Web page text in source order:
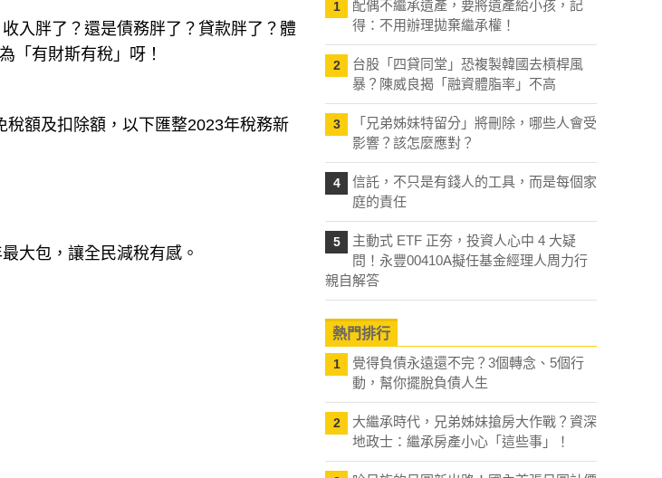
入胖了？還是債務胖了？貸款胖了？體
「有財斯有稅」呀！
額及扣除額，以下匯整2023年稅務新
大包，讓全民減稅有感。
1
配偶不繼承遺產，要將遺產給小孩，記
得：不用辦理拋棄繼承權！
2
台股「四貸同堂」恐複製韓國去槓桿風
暴？陳威良揭「融資體脂率」不高
3
「兄弟姊妹特留分」將刪除，哪些人會受
影響？該怎麼應對？
4
信託，不只是有錢人的工具，而是每個家
庭的責任
5
主動式 ETF 正夯，投資人心中 4 大疑
問！永豐00410A擬任基金經理人周力行
親自解答
熱門排行
1
覺得負債永遠還不完？3個轉念、5個行
動，幫你擺脫負債人生
2
大繼承時代，兄弟姊妹搶房大作戰？資深
地政士：繼承房產小心「這些事」！